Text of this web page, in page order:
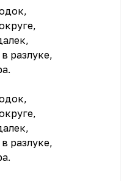
разлуке,
разлуке,